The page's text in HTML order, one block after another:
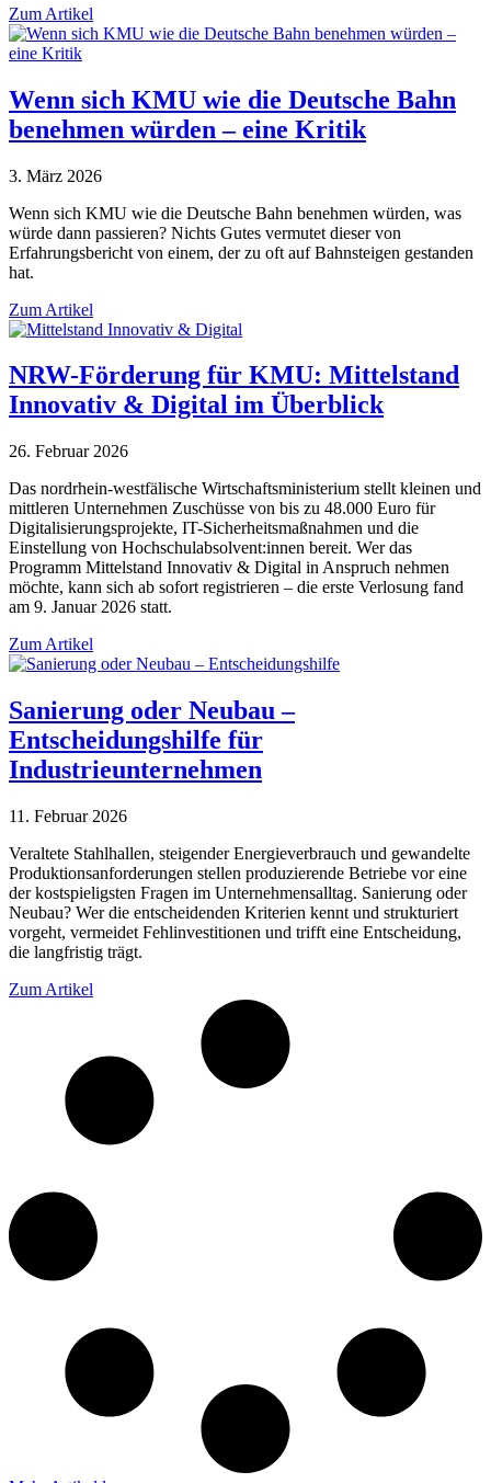
Zum Artikel
Wenn sich KMU wie die Deutsche Bahn
benehmen würden – eine Kritik
3. März 2026
Wenn sich KMU wie die Deutsche Bahn benehmen würden, was
würde dann passieren? Nichts Gutes vermutet dieser von
Erfahrungsbericht von einem, der zu oft auf Bahnsteigen gestanden
hat.
Zum Artikel
NRW-Förderung für KMU: Mittelstand
Innovativ & Digital im Überblick
26. Februar 2026
Das nordrhein-westfälische Wirtschaftsministerium stellt kleinen und
mittleren Unternehmen Zuschüsse von bis zu 48.000 Euro für
Digitalisierungsprojekte, IT-Sicherheitsmaßnahmen und die
Einstellung von Hochschulabsolvent:innen bereit. Wer das
Programm Mittelstand Innovativ & Digital in Anspruch nehmen
möchte, kann sich ab sofort registrieren – die erste Verlosung fand
am 9. Januar 2026 statt.
Zum Artikel
Sanierung oder Neubau –
Entscheidungshilfe für
Industrieunternehmen
11. Februar 2026
Veraltete Stahlhallen, steigender Energieverbrauch und gewandelte
Produktionsanforderungen stellen produzierende Betriebe vor eine
der kostspieligsten Fragen im Unternehmensalltag. Sanierung oder
Neubau? Wer die entscheidenden Kriterien kennt und strukturiert
vorgeht, vermeidet Fehlinvestitionen und trifft eine Entscheidung,
die langfristig trägt.
Zum Artikel